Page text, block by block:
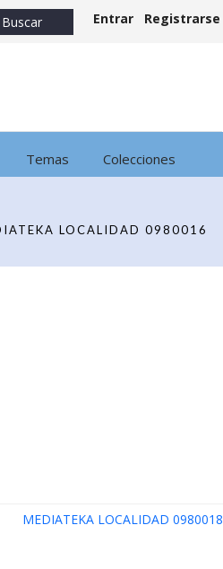
Entrar Registrarse
Temas Colecciones
LOCALIDAD 0980016
MEDIATEKA LOCALIDAD 0980018